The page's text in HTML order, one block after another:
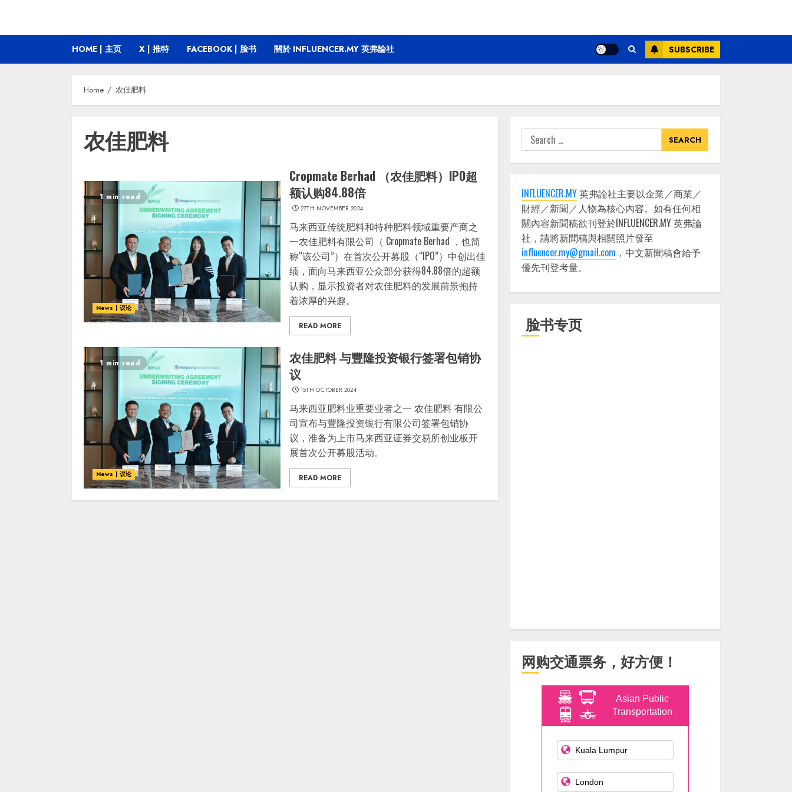
HOME | 主页 X | 推特 FACEBOOK | 脸书 關於 INFLUENCER.MY 英弗論社 SUBSCRIBE
Home 农佳肥料
农佳肥料
1 min read
News | 议论
Cropmate Berhad （农佳肥料）IPO超
额认购84.88倍
27TH NOVEMBER 2024
马来西亚传统肥料和特种肥料领域重要产商之
一农佳肥料有限公司（ Cropmate Berhad ，也简
称“该公司”）在首次公开募股（“IPO”）中创出佳
绩，面向马来西亚公众部分获得84.88倍的超额
认购，显示投资者对农佳肥料的发展前景抱持
着浓厚的兴趣。
READ MORE
1 min read
News | 议论
农佳肥料 与豐隆投资银行签署包销协
议
15TH OCTOBER 2024
马来西亚肥料业重要业者之一 农佳肥料 有限公
司宣布与豐隆投资银行有限公司签署包销协
议，准备为上市马来西亚证券交易所创业板开
展首次公开募股活动。
READ MORE
Search
for:
INFLUENCER.MY英弗論社主要以企業／商業／
財經／新聞／人物為核心內容。如有任何相
關內容新聞稿欲刊登於INFLUENCER.MY 英弗論
社，請將新聞稿與相關照片發至
influencer.my@gmail.com ，中文新聞稿會給予
優先刊登考量。
脸书专页
网购交通票务，好方便！
Asian Public
Transportation